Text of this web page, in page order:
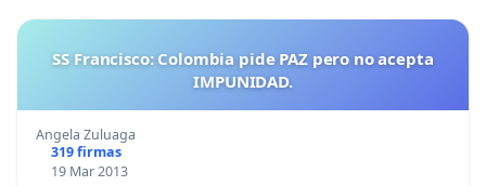
SS Francisco: Colombia pide PAZ pero no acepta
IMPUNIDAD.
Angela Zuluaga
319 firmas
19 Mar 2013